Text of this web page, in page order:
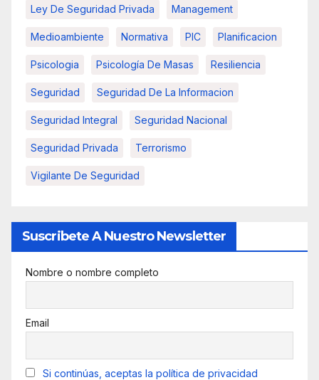
Ley De Seguridad Privada Management
Medioambiente Normativa PIC Planificacion
Psicologia Psicología De Masas Resiliencia
Seguridad Seguridad De La Informacion
Seguridad Integral Seguridad Nacional
Seguridad Privada Terrorismo
Vigilante De Seguridad
Suscribete A Nuestro Newsletter
Nombre o nombre completo
Email
Si continúas, aceptas la política de privacidad